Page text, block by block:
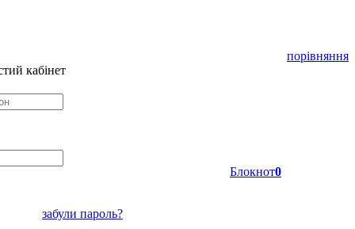
порівняння
кабінет
забули пароль?
Блокнот0